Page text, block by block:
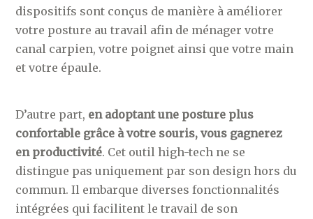
dispositifs sont conçus de manière à améliorer
votre posture au travail afin de ménager votre
canal carpien, votre poignet ainsi que votre main
et votre épaule.
D’autre part, en adoptant une posture plus
confortable grâce à votre souris, vous gagnerez
en productivité. Cet outil high-tech ne se
distingue pas uniquement par son design hors du
commun. Il embarque diverses fonctionnalités
intégrées qui facilitent le travail de son